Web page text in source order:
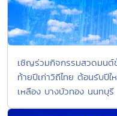
เชิญร่วมกิจกรรมสวดมนต์
ท้ายปีเก่าวิถีไทย ต้อนรับ
เหลือง บางบัวทอง นนทบุรี